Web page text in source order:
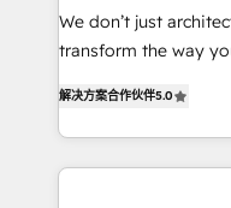
Canada, Germany,
South Africa. Certified compliant with ISO/IEC
international offices
We don’t just
transform the way
creating tailored,
accelerate growth,
and ensure faster time
解决方案合作伙伴5.0